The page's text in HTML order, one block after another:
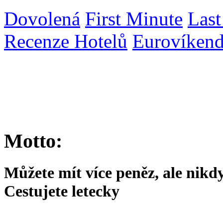
Dovolená First Minute
Recenze Hotelů
Motto:
Můžete mít více peněz, ale
Cestujete letecky